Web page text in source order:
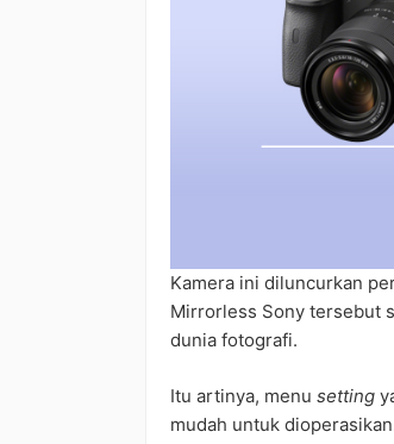
Kamera ini diluncurkan
Mirrorless Sony tersebut
dunia fotografi.
Itu artinya, menu setting
mudah untuk